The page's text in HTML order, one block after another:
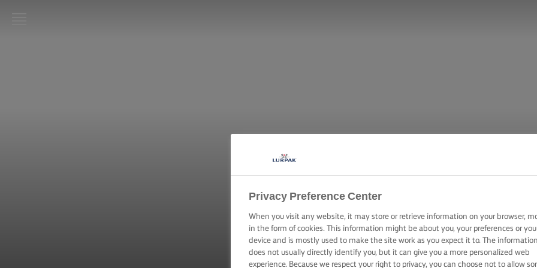
Privacy Preference Center
When you visit any website, it may store or retrieve information on your browser,
in the form of cookies. This information might be about you, your preferences or
device and is mostly used to make the site work as you expect it to. The information
does not usually directly identify you, but it can give you a more personalized web
experience. Because we respect your right to privacy, you can choose not to allow